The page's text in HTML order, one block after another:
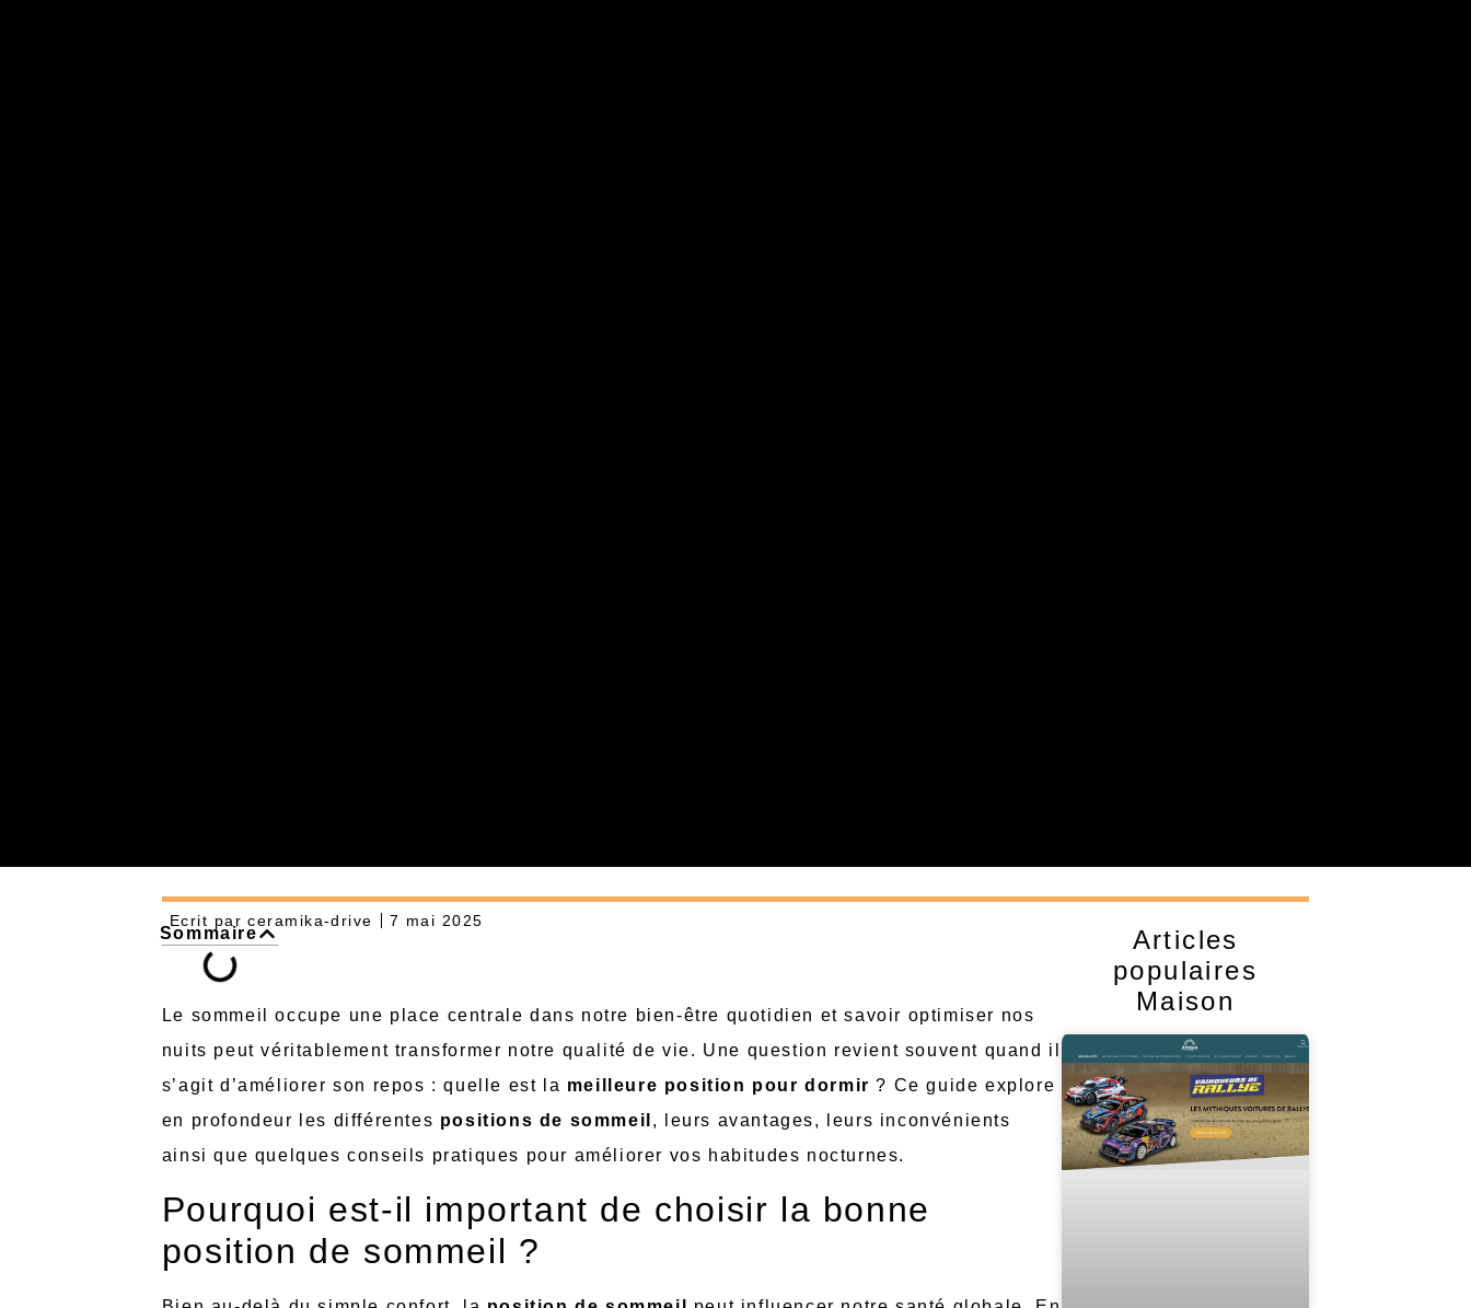
Ecrit par ceramika-drive 7 mai 2025
Sommaire
Le sommeil occupe une place centrale dans notre bien-être quotidien et savoir optimiser nos
nuits peut véritablement transformer notre qualité de vie. Une question revient souvent quand il
s’agit d’améliorer son repos : quelle est la meilleure position pour dormir ? Ce guide explore
en profondeur les différentes positions de sommeil , leurs avantages, leurs inconvénients
ainsi que quelques conseils pratiques pour améliorer vos habitudes nocturnes.
Pourquoi est-il important de choisir la bonne
position de sommeil ?
Articles
populaires
Maison